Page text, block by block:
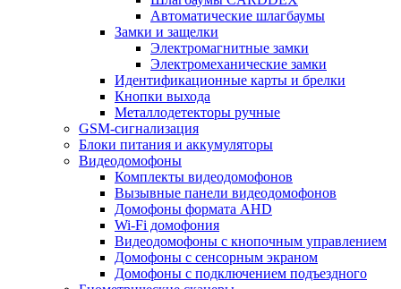
Автоматические шлагбаумы
Замки и защелки
Электромагнитные замки
Электромеханические замки
Идентификационные карты и брелки
Кнопки выхода
Металлодетекторы ручные
GSM-сигнализация
Блоки питания и аккумуляторы
Видеодомофоны
Комплекты видеодомофонов
Вызывные панели видеодомофонов
Домофоны формата AHD
Wi-Fi домофония
Видеодомофоны с кнопочным управлением
Домофоны с сенсорным экраном
Домофоны с подключением подъездного